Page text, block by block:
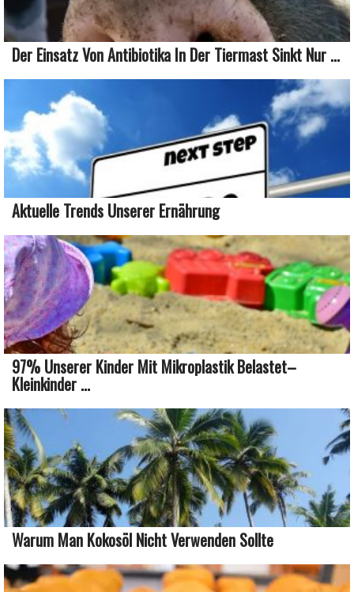
Der Einsatz Von Antibiotika In Der Tiermast Sinkt Nur ...
Aktuelle Trends Unserer Ernährung
97% Unserer Kinder Mit Mikroplastik Belastet–
Kleinkinder ...
Warum Man Kokosöl Nicht Verwenden Sollte